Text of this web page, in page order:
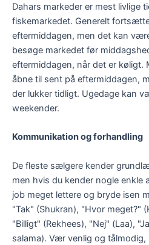
Dahars markeder er mest livlige
fiskemarkedet. Generelt
eftermiddagen, men det kan
besøge markedet før
eftermiddagen, når det er køligt.
åbne til sent på eftermiddagen,
der lukker tidligt. Ugedage kan
weekender.
Kommunikation og forhandling
De fleste sælgere kender
men hvis du kender nogle enkle
job meget lettere og bryde isen
"Tak" (Shukran), "Hvor meget?"
"Billigt" (Rekhees), "Nej" (Laa),
salama). Vær venlig og tålmodig,